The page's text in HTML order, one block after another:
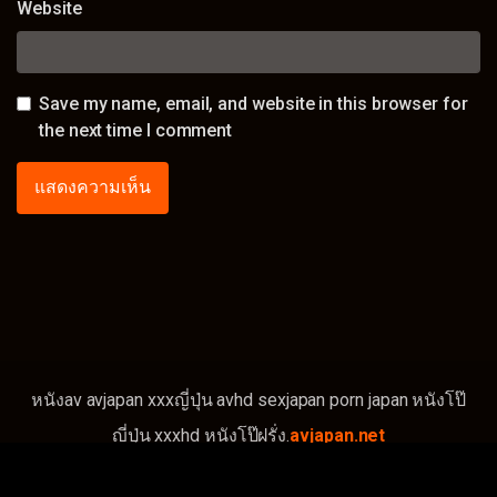
Website
Save my name, email, and website in this browser for
the next time I comment
หนังav avjapan xxxญี่ปุ่น avhd sexjapan porn japan หนังโป๊
ญี่ปุ่น xxxhd หนังโป๊ฝรั่ง.avjapan.net